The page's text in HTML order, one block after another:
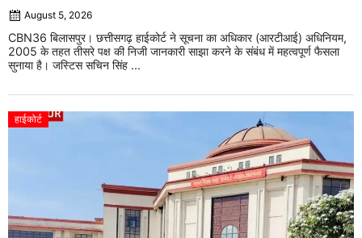
August 5, 2026
CBN36 बिलासपुर। छत्तीसगढ़ हाईकोर्ट ने सूचना का अधिकार (आरटीआई) अधिनियम,
2005 के तहत तीसरे पक्ष की निजी जानकारी साझा करने के संबंध में महत्वपूर्ण फैसला
सुनाया है। जस्टिस सचिन सिंह ...
हाईकोर्ट